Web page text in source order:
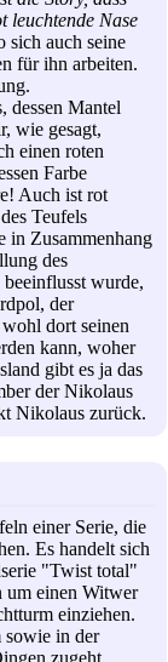
leuchtende Nase
auch seine
für ihn arbeiten.
dessen Mantel
wie gesagt,
einen roten
Farbe
Auch ist rot
Teufels
in Zusammenhang
des
wurde,
der
dort seinen
kann, woher
gibt es ja das
der Nikolaus
Nikolaus zurück.
einer Serie, die
Es handelt sich
"Twist total"
um einen Witwer
einziehen.
sowie in der